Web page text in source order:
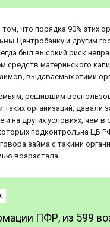
что порядка 90% этих
Центробанку и другим
был высокий риск
средств материнского
выдаваемых этими
решившим
организаций, давали
на других условиях, чем в
подконтрольна ЦБ
займа с такими
возрастала.
ПФР, из 599